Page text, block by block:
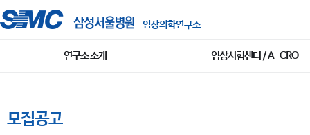
임상의학연구소
연구소 소개 임상시험센터 / A-CRO
모집공고